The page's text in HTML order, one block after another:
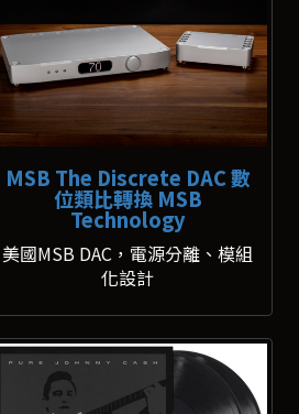
MSB The Discrete DAC 數
位類比轉換 MSB
Technology
美國MSB DAC，電源分離、模組
化設計